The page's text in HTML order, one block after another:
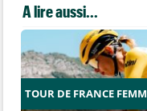
A lire aussi...
TOUR DE FRANCE